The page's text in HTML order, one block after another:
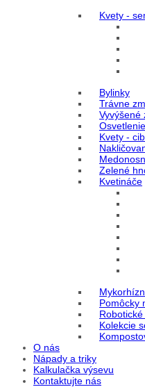
Kvety -
Bylinky
Trávne
Vyvýšené
Kvety -
Zelené
Kvetináče
Pomôcky
Kolekcie
O nás
Nápady a triky
Kalkulačka výsevu
Kontaktujte nás